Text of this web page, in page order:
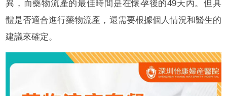
異，而藥物流產的最佳時間是在懷孕後的49天內。但具
體是否適合進行藥物流產，還需要根據個人情況和醫生的
建議來確定。